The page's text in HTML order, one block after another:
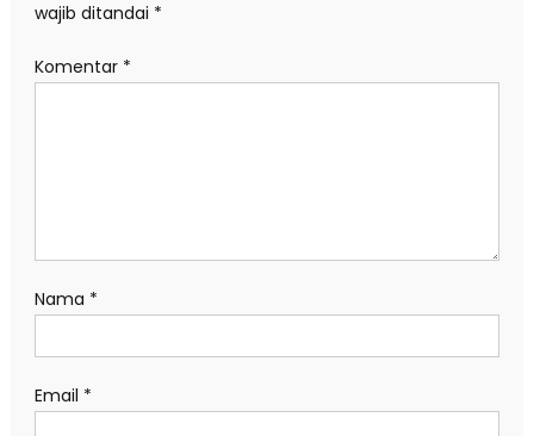
wajib ditandai *
Komentar *
Nama *
Email *